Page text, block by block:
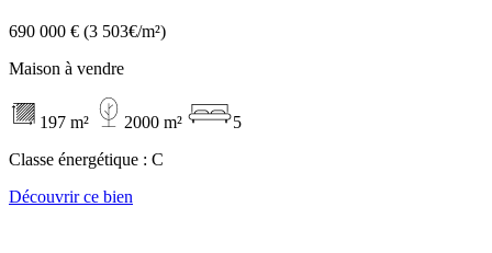
690 000 € (3 503€/m²)
Maison à vendre
197 m² 2000 m²
5
Classe énergétique : C
Découvrir ce bien